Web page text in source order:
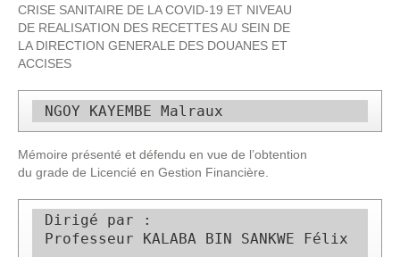
CRISE SANITAIRE DE LA COVID-19 ET NIVEAU
DE REALISATION DES RECETTES AU SEIN DE
LA DIRECTION GENERALE DES DOUANES ET
ACCISES
NGOY KAYEMBE Malraux
Mémoire présenté et défendu en vue de l’obtention
du grade de Licencié en Gestion Financière.